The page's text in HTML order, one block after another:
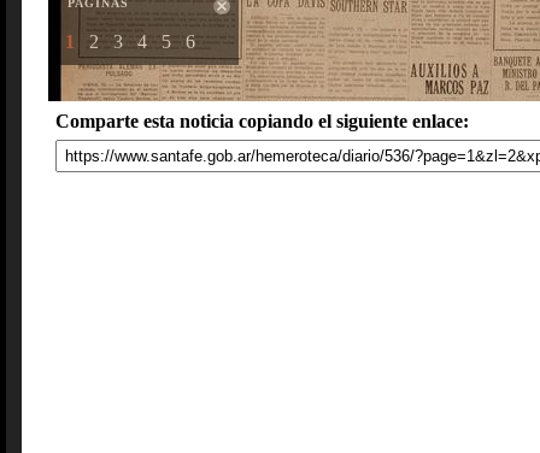
PAGINAS
1 2 3 4 5 6
Comparte esta noticia copiando el siguiente enlace: